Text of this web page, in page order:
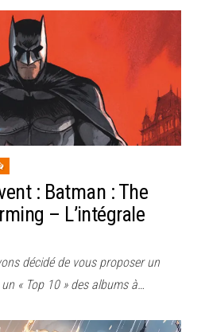
: Batman : The
– L’intégrale
décidé de vous proposer un
« Top 10 » des albums à…